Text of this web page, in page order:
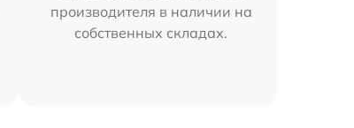
производителя в наличии на
собственных складах.